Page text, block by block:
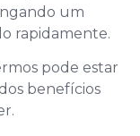
um
rapidamente.
pode estar
benefícios